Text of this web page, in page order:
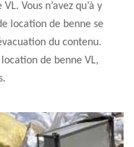
Vous n’avez qu’à y
location de benne se
du contenu.
de benne VL,